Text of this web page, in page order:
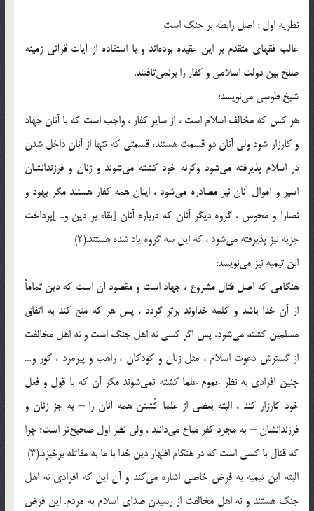
نظریه اول : اصل رابطه بر جنگ است‌
غالب فقهای متقدم بر این عقیده بوده‌اند و با استفاده از آیات قرآنی زمینه
صلح بین دولت اسلامی و کفار را برنمی‌تافتند.
شیخ طوسی می‌نویسد:
هر کس که مخالف اسلام است ، از سایر کفار ، واجب است که با آنان جهاد
و کارزار شود ولی آنان دو قسمت هستند، قسمتی که تنها از آنان داخل شدن
در اسلام پذیرفته می‌شود وگرنه خود کشته می‌شوند و زنان و فرزندانشان
اسیر و اموال آنان نیز مصادره می‌شود ، اینان همه کفار هستند مگر یهود و
نصارا و مجوس ، گروه دیگر آنان که درباره آنان [بقاء بر دین و.. ]پرداخت
جزیه نیز پذیرفته می‌شود ، که این سه گروه یاد شده هستند.(2)
ابن تیمیه نیز می‌نویسد:
هنگامی که اصل قتال مشروع ، جهاد است و مقصود آن است که دین تماماً
از آن خدا باشد و کلمه خداوند برتر گردد ، پس هر که منع کند به اتفاق
مسلمین کشته می‌شود، پس اگر کسی نه اهل جنگ است و نه اهل مخالفت
از گسترش دعوت اسلام ، مثل زنان و کودکان ، راهب و پیرمرد ، کور و…
چنین افرادی به نظر عموم علما کشته نمی‌شوند مگر آن که با قول و فعل
خود کارزار کند ، البته بعضی از علما کُشتن همه آنان را – به جز زنان و
فرزندانشان – به مجرد کفر مباح می‌دانند ، ولی نظر اول صحیح‌تر است؛ چرا
که قتال با کسی است که در هنگام اظهار دین خدا با ما به مقاتله برخیزد.(3)
البته ابن تیمیه به فرض خاصی اشاره می‌کند و آن این که افرادی نه اهل
جنگ هستند و نه اهل مخالفت از رسیدن صدای اسلام به مردم. این فرض